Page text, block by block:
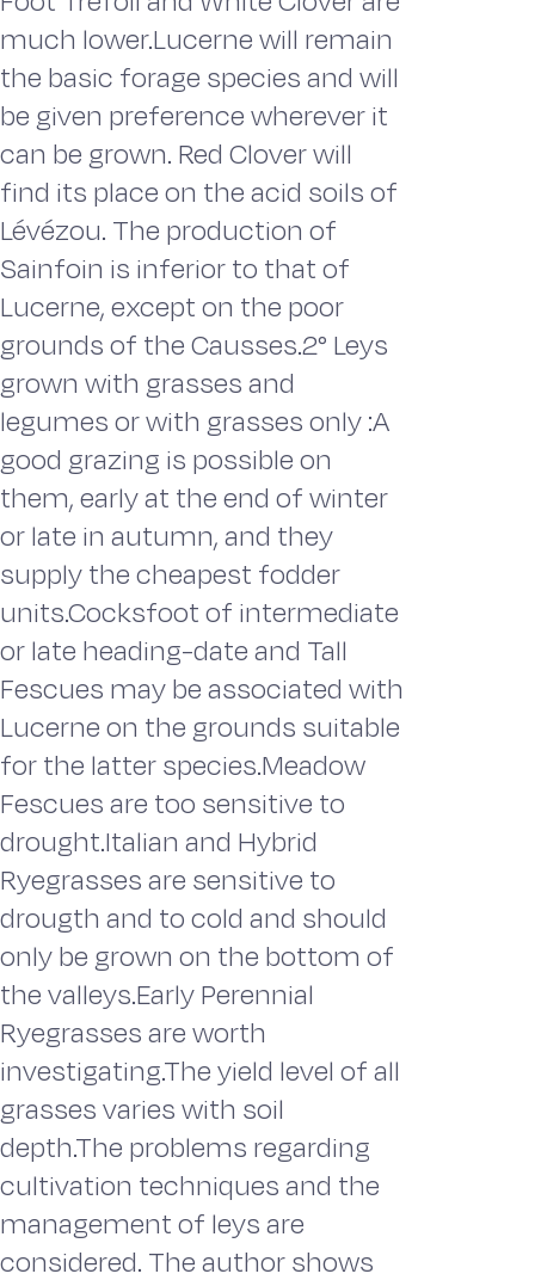
much lower.Lucerne will remain
the basic forage species and will
be given preference wherever it
can be grown. Red Clover will
find its place on the acid soils of
Lévézou. The production of
Sainfoin is inferior to that of
Lucerne, except on the poor
grounds of the Causses.2° Leys
grown with grasses and
legumes or with grasses only :A
good grazing is possible on
them, early at the end of winter
or late in autumn, and they
supply the cheapest fodder
units.Cocksfoot of intermediate
or late heading-date and Tall
Fescues may be associated with
Lucerne on the grounds suitable
for the latter species.Meadow
Fescues are too sensitive to
drought.Italian and Hybrid
Ryegrasses are sensitive to
drougth and to cold and should
only be grown on the bottom of
the valleys.Early Perennial
Ryegrasses are worth
investigating.The yield level of all
grasses varies with soil
depth.The problems regarding
cultivation techniques and the
management of leys are
considered. The author shows